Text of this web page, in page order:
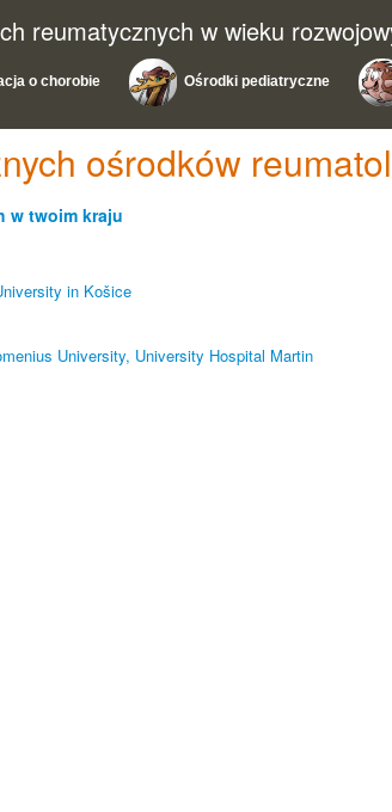
reumatycznych w wieku
o chorobie Ośrodki pediatryczne
ośrodków
w twoim kraju
in Košice
University, University Hospital Martin